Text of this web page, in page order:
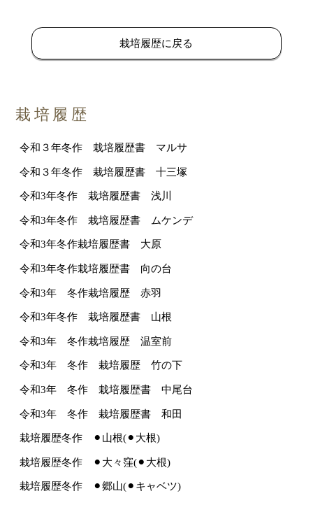
栽培履歴に戻る
栽培履歴
令和３年冬作 栽培履歴書 マルサ
令和３年冬作 栽培履歴書 十三塚
令和3年冬作 栽培履歴書 浅川
令和3年冬作 栽培履歴書 ムケンデ
令和3年冬作栽培履歴書 大原
令和3年冬作栽培履歴書 向の台
令和3年 冬作栽培履歴 赤羽
令和3年冬作 栽培履歴書 山根
令和3年 冬作栽培履歴 温室前
令和3年 冬作 栽培履歴 竹の下
令和3年 冬作 栽培履歴書 中尾台
令和3年 冬作 栽培履歴書 和田
栽培履歴冬作 ⚫︎山根(⚫︎大根)
栽培履歴冬作 ⚫︎大々窪(⚫︎大根)
栽培履歴冬作 ⚫︎郷山(⚫︎キャベツ)